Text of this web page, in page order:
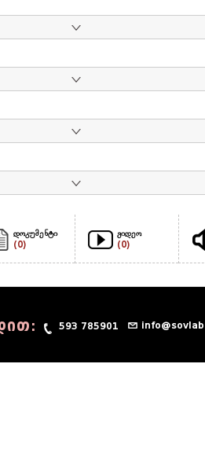
დოკუმენტი
(0)
ვიდეო
(0)
593 785901